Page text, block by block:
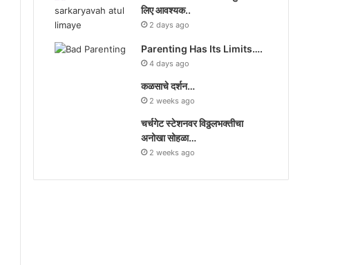
लिए आवश्यक..
2 days ago
Parenting Has Its Limits….
4 days ago
कळसाचे दर्शन…
2 weeks ago
चर्चगेट स्टेशनवर विठ्ठलभक्तीचा
अनोखा सोहळा…
2 weeks ago